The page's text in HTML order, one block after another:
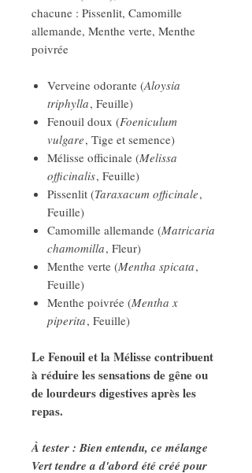
chacune : Pissenlit, Camomille
allemande, Menthe verte, Menthe
poivrée
Verveine odorante (Aloysia
triphylla, Feuille)
Fenouil doux (Foeniculum
vulgare, Tige et semence)
Mélisse officinale (Melissa
officinalis, Feuille)
Pissenlit (Taraxacum officinale,
Feuille)
Camomille allemande (Matricaria
chamomilla, Fleur)
Menthe verte (Mentha spicata,
Feuille)
Menthe poivrée (Mentha x
piperita, Feuille)
Le Fenouil et la Mélisse contribuent
à réduire les sensations de gêne ou
de lourdeurs digestives après les
repas.
À tester : Bien entendu, ce mélange
Vert tendre a d'abord été créé pour